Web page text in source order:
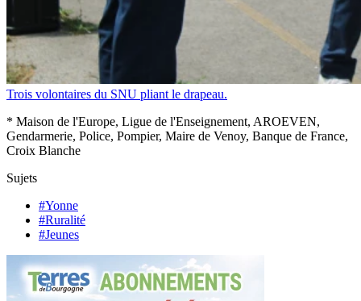
Trois volontaires du SNU pliant le drapeau.
* Maison de l'Europe, Ligue de l'Enseignement, AROEVEN,
Gendarmerie, Police, Pompier, Maire de Venoy, Banque de France,
Croix Blanche
Sujets
#Yonne
#Ruralité
#Jeunes